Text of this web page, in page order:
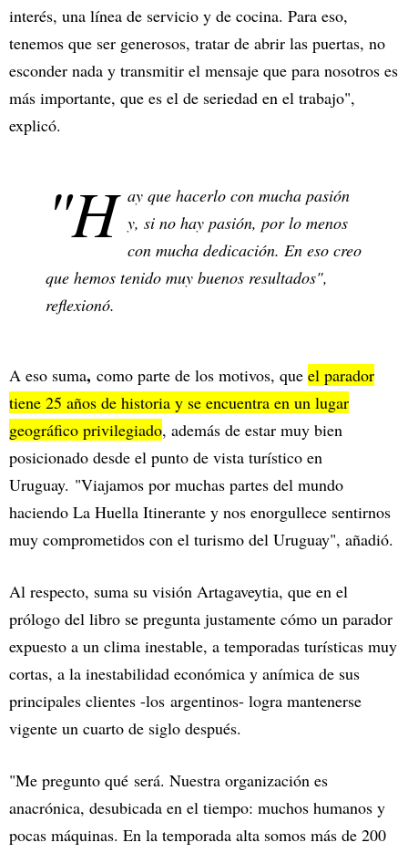
interés, una línea de servicio y de cocina. Para eso,
tenemos que ser generosos, tratar de abrir las puertas, no
esconder nada y transmitir el mensaje que para nosotros es
más importante, que es el de seriedad en el trabajo",
explicó.
"H ay que hacerlo con mucha pasión
y, si no hay pasión, por lo menos
con mucha dedicación. En eso creo
que hemos tenido muy buenos resultados",
reflexionó.
A eso suma, como parte de los motivos, que el parador
tiene 25 años de historia y se encuentra en un lugar
geográfico privilegiado, además de estar muy bien
posicionado desde el punto de vista turístico en
Uruguay. "Viajamos por muchas partes del mundo
haciendo La Huella Itinerante y nos enorgullece sentirnos
muy comprometidos con el turismo del Uruguay", añadió.
Al respecto, suma su visión Artagaveytia, que en el
prólogo del libro se pregunta justamente cómo un parador
expuesto a un clima inestable, a temporadas turísticas muy
cortas, a la inestabilidad económica y anímica de sus
principales clientes -los argentinos- logra mantenerse
vigente un cuarto de siglo después.
"Me pregunto qué será. Nuestra organización es
anacrónica, desubicada en el tiempo: muchos humanos y
pocas máquinas. En la temporada alta somos más de 200